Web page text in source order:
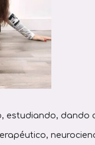
estudiando, dando